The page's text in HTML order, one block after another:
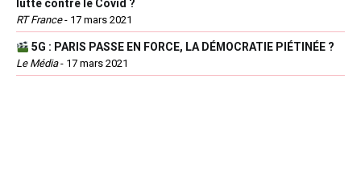
lutte contre le Covid ?
RT France- 17 mars 2021
5G : PARIS PASSE EN FORCE, LA DÉMOCRATIE PIÉTINÉE ?
Le Média- 17 mars 2021